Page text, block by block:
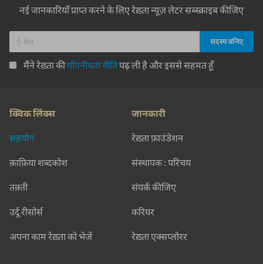
नई जानकारियाँ प्राप्त करने के लिए रेख़्ता न्यूज़ लेटर सब्स्क्राइब कीजिए
मैंने रेख़्ता कीगोपनीयता नीतिपढ़ ली है और इससे सहमत हूँ
क्विक लिंक्स
सहयोग
क़ाफ़िया शब्दकोश
तक़्ती
उर्दू रीसोर्स
अपना काम रेख़्ता को भेजें
जानकारी
रेख़्ता फ़ाउंडेशन
संस्थापक : परिचय
संपर्क कीजिए
करियर
रेख़्ता एक्सप्लोरर